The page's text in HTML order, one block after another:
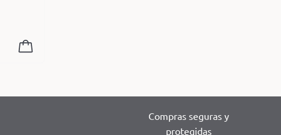
Compras seguras y
protegidas